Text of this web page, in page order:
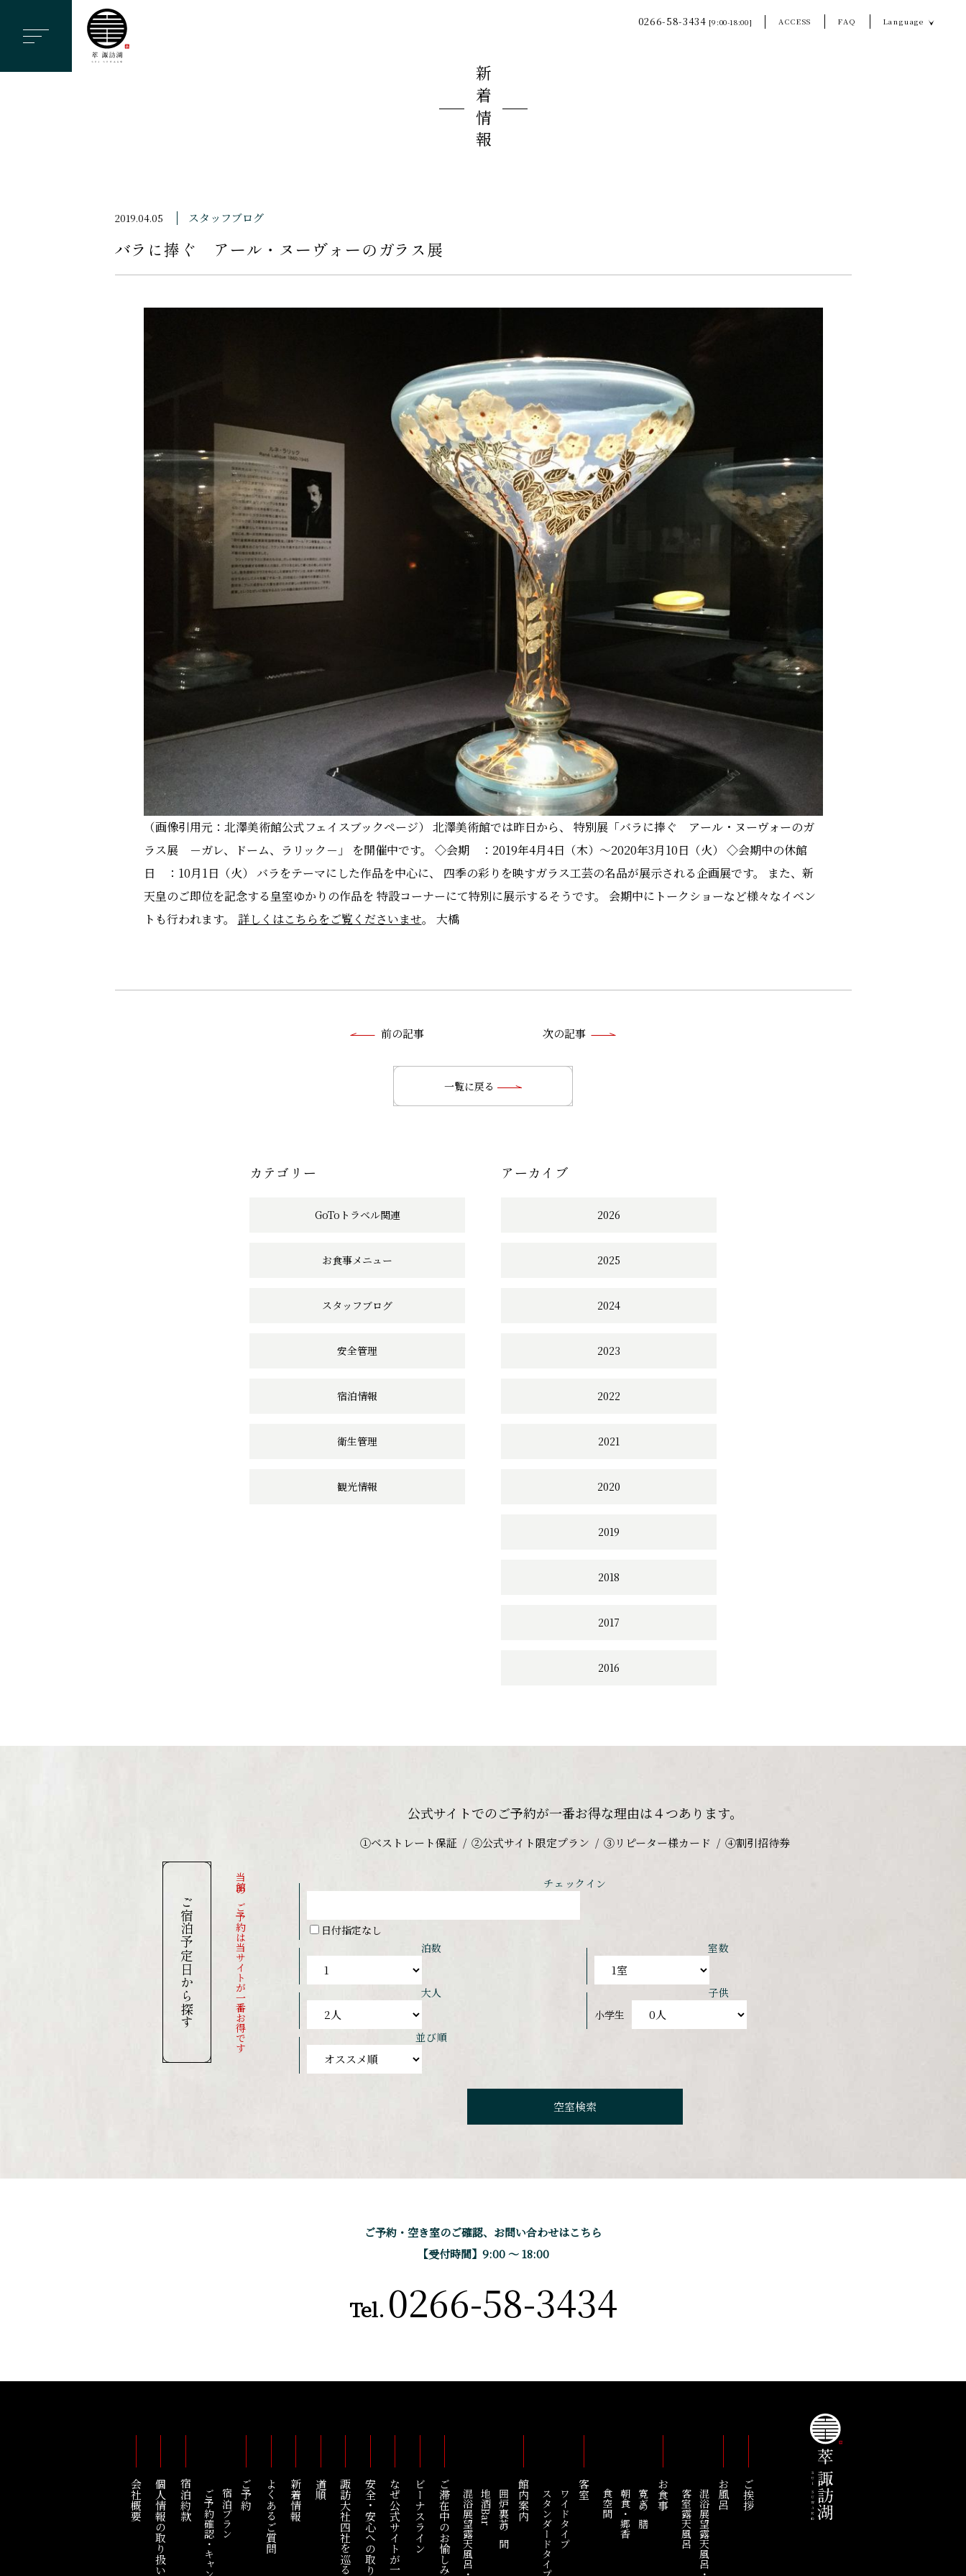
ー
0266-58-3434 [9:00-18:00] ACCESS FAQ Language
新着情報
バラに捧ぐ アール・ヌーヴォーのガラス展
2019.04.05 スタッフブログ
（画像引用元：北澤美術館公式フェイスブックページ） 北澤美術館では昨日から、 特別展「バラに捧ぐ アール・ヌーヴォーのガ
ラス展 －ガレ、ドーム、ラリック－」 を開催中です。 ◇会期 ：2019年4月4日（木）～2020年3月10日（火） ◇会期中の休館
日 ：10月1日（火） バラをテーマにした作品を中心に、 四季の彩りを映すガラス工芸の名品が展示される企画展です。 また、新
天皇のご即位を記念する皇室ゆかりの作品を 特設コーナーにて特別に展示するそうです。 会期中にトークショーなど様々なイベン
トも行われます。 詳しくはこちらをご覧くださいませ。 大橋
の
ン
ク
前の記事 次の記事
一覧に戻る
カテゴリー
GoToトラベル関連
お食事メニュー
スタッフブログ
安全管理
宿泊情報
衛生管理
観光情報
アーカイブ
2026
2025
2024
2023
2022
2021
2020
2019
2018
2017
2016
ご宿泊予定日から探す 当館のご予約は当サイトが一番お得です
公式サイトでのご予約が一番お得な理由は４つあります。
①ベストレート保証 ②公式サイト限定プラン ③リピーター様カード ④割引招待券
チェックイン
日付指定なし
泊数
室数
大人
子供
小学生
並び順
ご予約・空き室のご確認、 お問い合わせはこちら
【受付時間】9:00 〜 18:00
Tel. 0266-58-3434
ご挨拶
お風呂
混浴展望露天風呂・綿雫
客室露天風呂
お食事
寛ぎの膳
朝食・郷香
食空間
客室
ワイドタイプ
スタンダードタイプ
館内案内
囲炉裏茶の間
地酒Bar
混浴展望露天風呂・綿雫
ご滞在中のお愉しみ
ビーナスライン
安全・安心への取り組み
諏訪大社四社を巡る
道順
新着情報
よくあるご質問
ご予約
宿泊プラン
ご予約確認・キャンセル
宿泊約款
個人情報の取り扱い
会社概要